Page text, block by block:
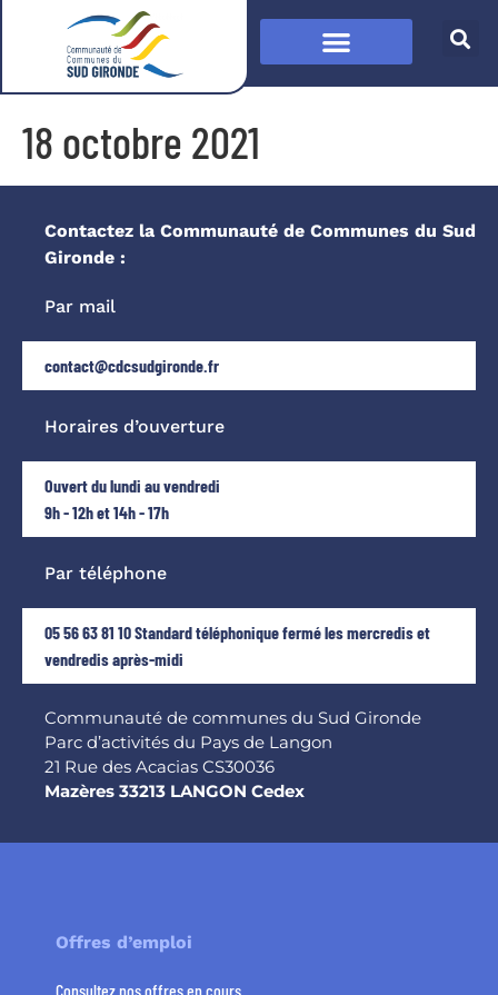
18 octobre 2021
Contactez la Communauté de Communes du Sud
Gironde :
Par mail
contact@cdcsudgironde.fr
Horaires d’ouverture
Ouvert du lundi au vendredi
9h - 12h et 14h - 17h
Par téléphone
05 56 63 81 10 Standard téléphonique fermé les mercredis et
vendredis après-midi
Communauté de communes du Sud Gironde
Parc d’activités du Pays de Langon
21 Rue des Acacias CS30036
Mazères 33213 LANGON Cedex
Offres d’emploi
Consultez nos offres en cours